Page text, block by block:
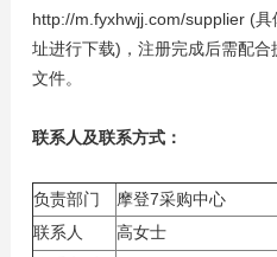
http://m.fyxhwjj.com/supplier (
址进行下载)，注册完成后需配
文件。
联系人及联系方式：
负责部门
摩登7采购中心
联系人
高女士